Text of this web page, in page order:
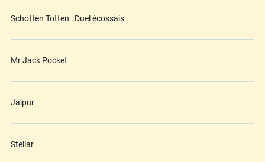
Schotten Totten : Duel écossais
Mr Jack Pocket
Jaipur
Stellar